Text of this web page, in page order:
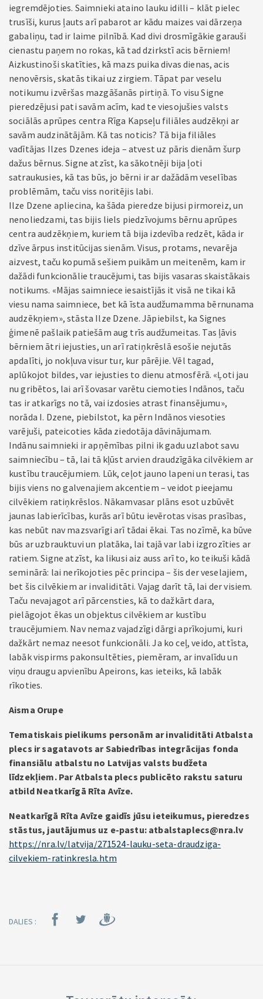
iegremdējoties. Saimnieki ataino lauku idilli – klāt pielec
trusīši, kurus ļauts arī pabarot ar kādu maizes vai dārzeņa
gabaliņu, tad ir laime pilnībā. Kad divi drosmīgākie garauši
cienastu paņem no rokas, kā tad dzirkstī acis bērniem!
Aizkustinoši skatīties, kā mazs puika divas dienas, acis
nenovērsis, skatās tikai uz zirgiem. Tāpat par veselu
notikumu izvēršas mazgāšanās pirtiņā. To visu Signe
pieredzējusi pati savām acīm, kad te viesojušies valsts
sociālās aprūpes centra Rīga Kapseļu filiāles audzēkņi ar
savām audzinātājām. Kā tas noticis? Tā bija filiāles
vadītājas Ilzes Dzenes ideja – atvest uz pāris dienām šurp
dažus bērnus. Signe atzīst, ka sākotnēji bija ļoti
satraukusies, kā tas būs, jo bērni ir ar dažādām veselības
problēmām, taču viss noritējis labi.
Ilze Dzene apliecina, ka šāda pieredze bijusi pirmoreiz, un
nenoliedzami, tas bijis liels piedzīvojums bērnu aprūpes
centra audzēkņiem, kuriem tā bija izdevība redzēt, kāda ir
dzīve ārpus institūcijas sienām. Visus, protams, nevarēja
aizvest, taču kopumā sešiem puikām un meitenēm, kam ir
dažādi funkcionālie traucējumi, tas bijis vasaras skaistākais
notikums. «Mājas saimniece iesaistījās it visā ne tikai kā
viesu nama saimniece, bet kā īsta audžumamma bērnunama
audzēkņiem», stāsta Ilze Dzene. Jāpiebilst, ka Signes
ģimenē pašlaik patiešām aug trīs audžumeitas. Tas ļāvis
bērniem ātri iejusties, un arī ratiņkrēslā esošie nejutās
apdalīti, jo nokļuva visur tur, kur pārējie. Vēl tagad,
aplūkojot bildes, var iejusties to dienu atmosfērā. «Ļoti jau
nu gribētos, lai arī šovasar varētu ciemoties Indānos, taču
tas ir atkarīgs no tā, vai izdosies atrast finansējumu»,
norāda I. Dzene, piebilstot, ka pērn Indānos viesoties
varējuši, pateicoties kāda ziedotāja dāvinājumam.
Indānu saimnieki ir apņēmības pilni ik gadu uzlabot savu
saimniecību – tā, lai tā kļūst arvien draudzīgāka cilvēkiem ar
kustību traucējumiem. Lūk, ceļot jauno lapeni un terasi, tas
bijis viens no galvenajiem akcentiem – veidot pieejamu
cilvēkiem ratiņkrēslos. Nākamvasar plāns esot uzbūvēt
jaunas labierīcības, kurās arī būtu ievērotas visas prasības,
kas nebūt nav mazsvarīgi arī tādai ēkai. Tas nozīmē, ka būve
būs ar uzbrauktuvi un platāka, lai tajā var labi izgrozīties ar
ratiem. Signe atzīst, ka likusi aiz auss arī to, ko teikuši kādā
seminārā: lai nerīkojoties pēc principa – šis der veselajiem,
bet šis cilvēkiem ar invaliditāti. Vajag darīt tā, lai der visiem.
Taču nevajagot arī pārcensties, kā to dažkārt dara,
pielāgojot ēkas un objektus cilvēkiem ar kustību
traucējumiem. Nav nemaz vajadzīgi dārgi aprīkojumi, kuri
dažkārt nemaz neesot funkcionāli. Ja ko ceļ, veido, attīsta,
labāk vispirms pakonsultēties, piemēram, ar invalīdu un
viņu draugu apvienību Apeirons, kas ieteiks, kā labāk
rīkoties.
Aisma Orupe
Tematiskais pielikums personām ar invaliditāti Atbalsta
plecs ir sagatavots ar Sabiedrības integrācijas fonda
finansiālu atbalstu no Latvijas valsts budžeta
līdzekļiem. Par Atbalsta plecs publicēto rakstu saturu
atbild Neatkarīgā Rīta Avīze.
Neatkarīgā Rīta Avīze gaidīs jūsu ieteikumus, pieredzes
stāstus, jautājumus uz e-pastu: atbalstaplecs@nra.lv
https://nra.lv/latvija/271524-lauku-seta-draudziga-
cilvekiem-ratinkresla.htm
DALIES :